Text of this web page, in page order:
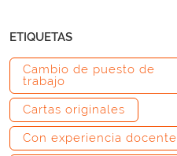
ETIQUETAS
Cambio de puesto de
trabajo
Cartas originales
Con experiencia docente